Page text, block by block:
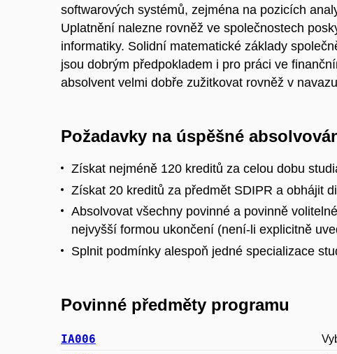
softwarových systémů, zejména na pozicích
Uplatnění nalezne rovněž ve společnostech
informatiky. Solidní matematické základy
jsou dobrým předpokladem i pro práci ve
absolvent velmi dobře zužitkovat rovněž v
Požadavky na úspěšné
Získat nejméně 120 kreditů za celou dobu
Získat 20 kreditů za předmět SDIPR a obhájit
Absolvovat všechny povinné a povinně
nejvyšší formou ukončení (není-li explicitně
Splnit podmínky alespoň jedné specializace
Povinné předměty programu
IA006